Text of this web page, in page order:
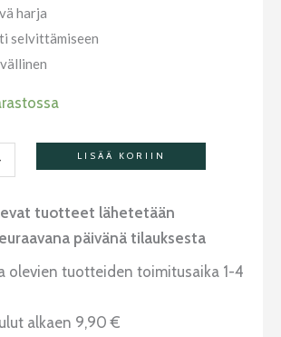
harja
selvittämiseen
LISÄÄ KORIIN
tuotteet lähetetään
päivänä tilauksesta
olevien tuotteiden toimitusaika 1-4
alkaen 9,90 €